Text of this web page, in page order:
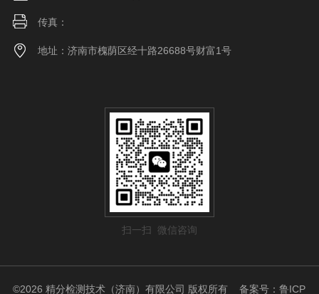
传真：
地址：济南市槐荫区经十路26688号财富1号
扫一扫 微信咨询
©2026 精分检测技术（济南）有限公司 版权所有备案号：鲁ICP